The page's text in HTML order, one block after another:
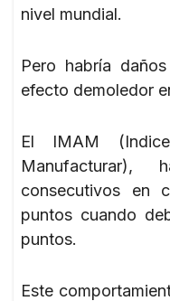
nivel mundial.
Pero habría
efecto demoledor
El IMAM
consecutivos en
puntos cuando
puntos.
Este